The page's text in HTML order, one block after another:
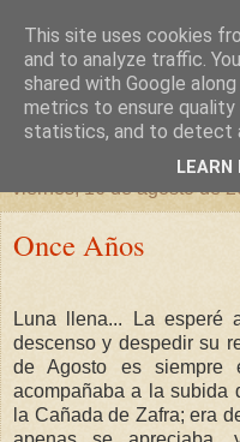
un sitio
una casa para crecer, un
viernes, 16 de agosto de
Once Años
Luna llena... La
descenso y despedir su
de Agosto es siempre
acompañaba a la subida
la Cañada de Zafra; era
This site uses cookies
and to analyze traffic.
shared with Google
metrics to ensure
statistics, and to detect
LEARN